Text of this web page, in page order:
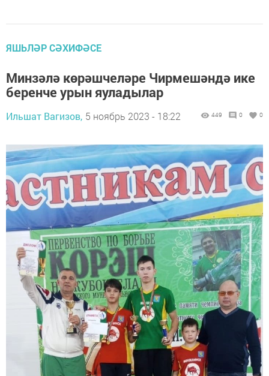
ЯШЬЛӘР СӘХИФӘСЕ
Минзәлә көрәшчеләре Чирмешәндә ике
беренче урын яуладылар
Ильшат Вагизов, 5 ноябрь 2023 - 18:22 449 0 0